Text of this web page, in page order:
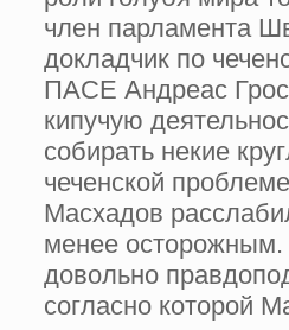
член парламента
докладчик по
ПАСЕ Андреас
кипучую
собирать некие
чеченской
Масхадов
менее осторожным.
довольно
согласно которой